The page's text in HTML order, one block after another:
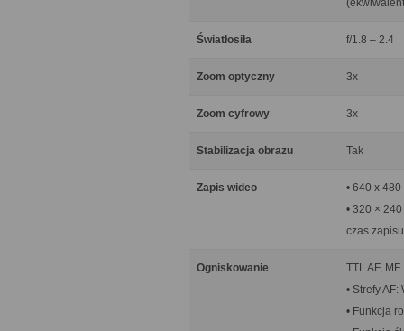
Światłosiła f/1.8 – 2.4
Zoom optyczny 3x
Zoom cyfrowy 3x
Stabilizacja obrazu Tak
Zapis wideo
• 640 x
• 320 ×
czas
Ogniskowanie
TTL AF, MF
• Strefy
• Funkcja